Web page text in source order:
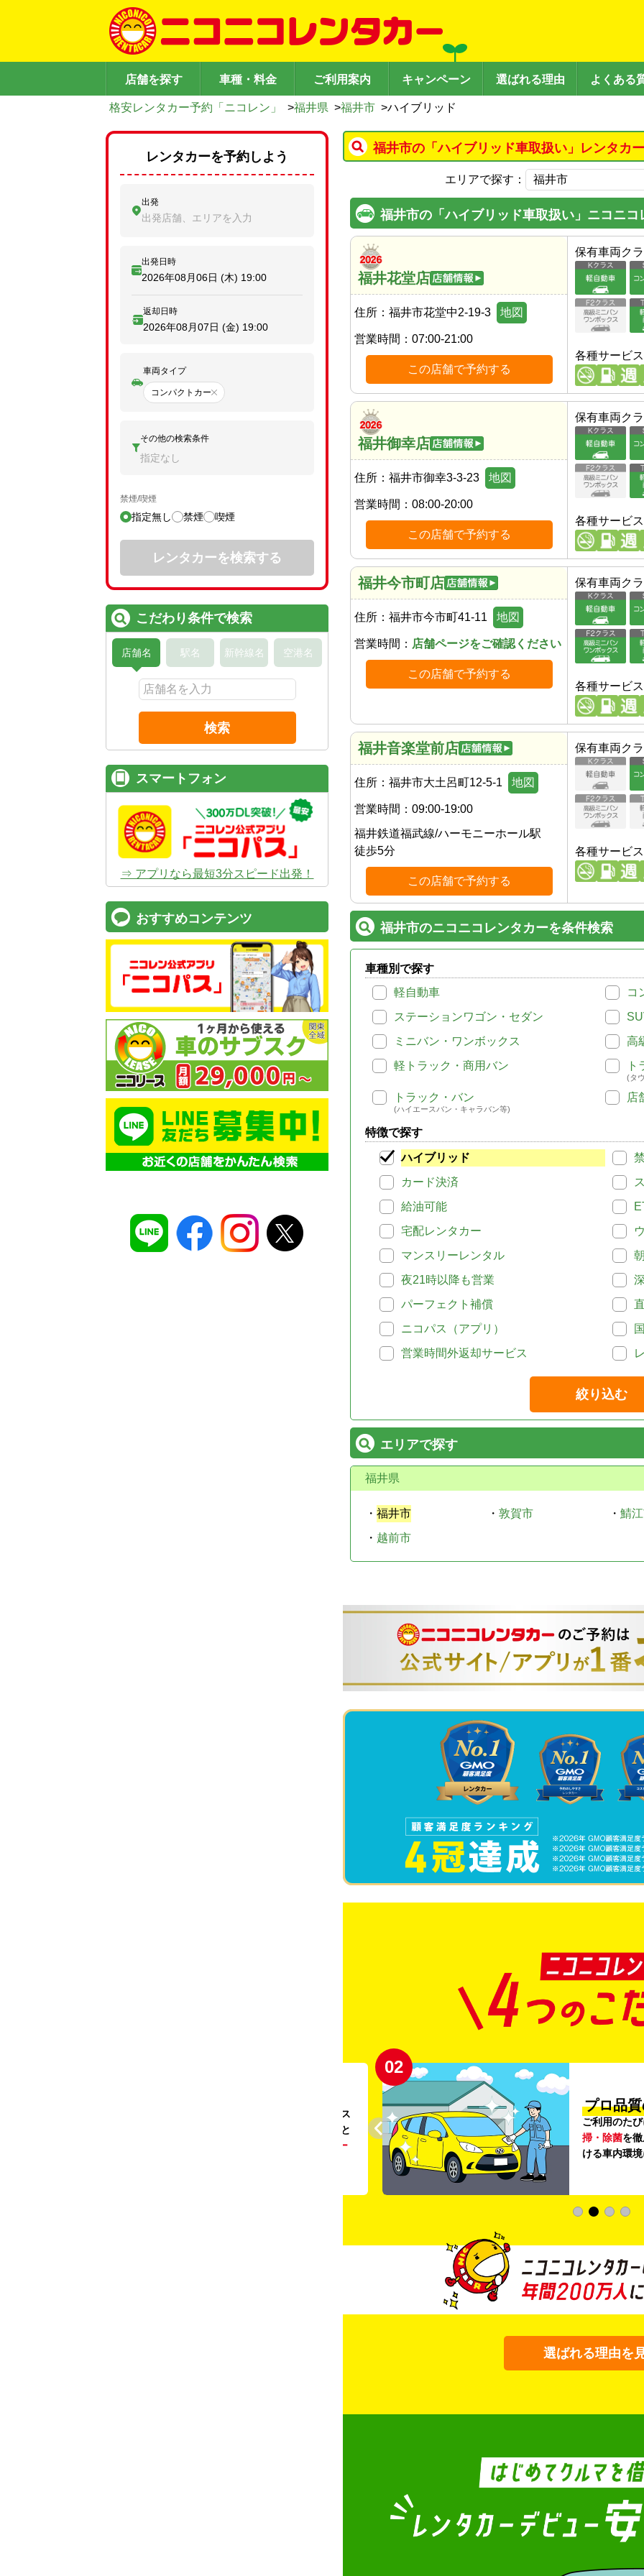
店舗を探す 車種・料金 ご利用案内 キャンペーン 選ばれる理由 よくある
格安レンタカー予約「ニコレン」 >福井県 >福井市 >ハイブリッド
福井市の「ハイブリッド車取扱い」レンタカ
エリアで探す：
福井市の「ハイブリッド車取扱い」ニコニ
福井花堂店
住所： 福井市花堂中2-19-3 地図
営業時間： 07:00-21:00
この店舗で予約する
保有車両ク
各種サービス
福井御幸店
住所： 福井市御幸3-3-23 地図
営業時間： 08:00-20:00
この店舗で予約する
保有車両ク
各種サービス
福井今市町店
住所： 福井市今市町41-11 地図
営業時間： 店舗ページをご確認ください
この店舗で予約する
保有車両ク
各種サービス
福井音楽堂前店
住所： 福井市大土呂町12-5-1 地図
営業時間： 09:00-19:00
福井鉄道福武線/ハーモニーホール駅
徒歩5分
この店舗で予約する
保有車両ク
各種サービス
福井市のニコニコレンタカーを条件検索
車種別で探す
軽自動車
コ
ステーションワゴン・セダン
ミニバン・ワンボックス
高
軽トラック・商用バン
ト
(タ
トラック・バン
(ハイエースバン・キャラバン等)
店
特徴で探す
ハイブリッド
カード決済
給油可能
宅配レンタカー
マンスリーレンタル
夜21時以降も営業
パーフェクト補償
ニコパス（アプリ）
営業時間外返却サービス
絞り込む
エリアで探す
福井県
・ 福井市 ・ 敦賀市 ・ 鯖
・ 越前市
。ガソリンス
タンドや整備工場の既存インフラを活用すること
リー
02
プロ品
ご利用のた
掃・除菌を
ける車内環
選ばれる理由を
レンタカーを予約しよう
出発
出発店舗、エリアを入力
出発日時
2026年08月06日 (木) 19:00
返却日時
2026年08月07日 (金) 19:00
車両タイプ
コンパクトカー
その他の検索条件
指定なし
禁煙/喫煙
指定無し 禁煙 喫煙
レンタカーを検索する
こだわり条件で検索
店舗名 駅名 新幹線名 空港名
検索
スマートフォン
⇒ アプリなら最短3分スピード出発！
おすすめコンテンツ